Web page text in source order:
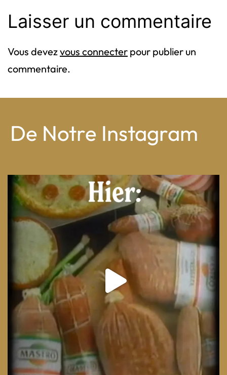
Laisser un commentaire
Vous devezvous connecter pour publier un
commentaire.
De Notre Instagram
From wood-paneled basements to candlelit condo...
8 0